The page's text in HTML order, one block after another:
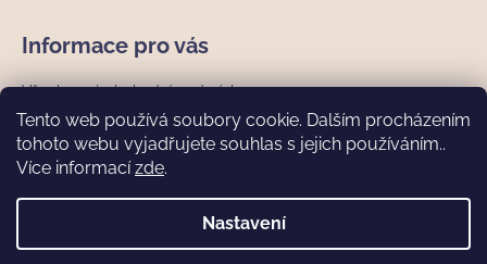
Tento web používá soubory cookie. Dalším procházením
tohoto webu vyjadřujete souhlas s jejich používáním..
Více informacízde.
Nastavení
Informace pro vás
Všeobecné obchodní podmínky
Podmínky ochrany osobních údajů
Vrácení zboží a reklamace
Doprava a platba